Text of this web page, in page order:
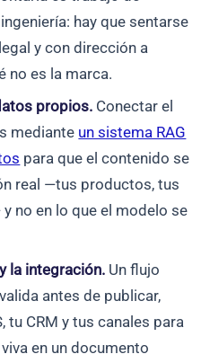
hay que sentarse
y con dirección a
no es la marca.
propios. Conectar el
mediante un sistema RAG
para que el contenido se
real —tus productos, tus
no en lo que el modelo se
la integración. Un flujo
antes de publicar,
tu CRM y tus canales para
en un documento